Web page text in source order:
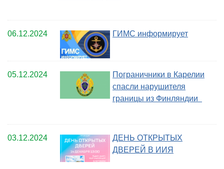
06.12.2024 ГИМС информирует
05.12.2024
Пограничники в Карелии
спасли нарушителя
границы из Финляндии
03.12.2024
ДЕНЬ ОТКРЫТЫХ
ДВЕРЕЙ В ИИЯ